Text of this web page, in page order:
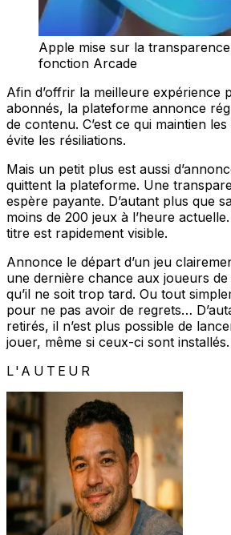
Apple mise sur la
fonction Arcade
Afin d’offrir la meilleure expérience
abonnés, la plateforme annonce
de contenu. C’est ce qui maintien
évite les résiliations.
Mais un petit plus est aussi
quittent la plateforme. Une
espère payante. D’autant plus que
moins de 200 jeux à l’heure
titre est rapidement visible.
Annonce le départ d’un jeu
une dernière chance aux joueurs
qu’il ne soit trop tard. Ou tout
pour ne pas avoir de regrets…
retirés, il n’est plus possible de
jouer, même si ceux-ci sont installés.
L'AUTEUR